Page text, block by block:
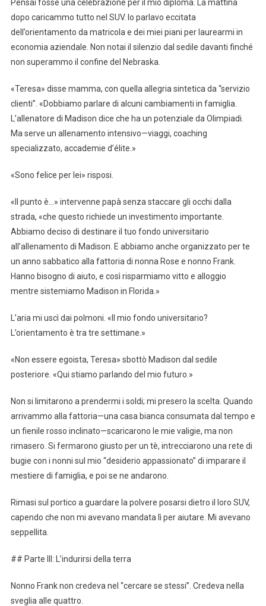
Pensai fosse una celebrazione per il mio diploma. La mattina
dopo caricammo tutto nel SUV. Io parlavo eccitata
dell’orientamento da matricola e dei miei piani per laurearmi in
economia aziendale. Non notai il silenzio dal sedile davanti finché
non superammo il confine del Nebraska.
«Teresa» disse mamma, con quella allegria sintetica da “servizio
clienti”. «Dobbiamo parlare di alcuni cambiamenti in famiglia.
L’allenatore di Madison dice che ha un potenziale da Olimpiadi.
Ma serve un allenamento intensivo—viaggi, coaching
specializzato, accademie d’élite.»
«Sono felice per lei» risposi.
«Il punto è…» intervenne papà senza staccare gli occhi dalla
strada, «che questo richiede un investimento importante.
Abbiamo deciso di destinare il tuo fondo universitario
all’allenamento di Madison. E abbiamo anche organizzato per te
un anno sabbatico alla fattoria di nonna Rose e nonno Frank.
Hanno bisogno di aiuto, e così risparmiamo vitto e alloggio
mentre sistemiamo Madison in Florida.»
L’aria mi uscì dai polmoni. «Il mio fondo universitario?
L’orientamento è tra tre settimane.»
«Non essere egoista, Teresa» sbottò Madison dal sedile
posteriore. «Qui stiamo parlando del mio futuro.»
Non si limitarono a prendermi i soldi; mi presero la scelta. Quando
arrivammo alla fattoria—una casa bianca consumata dal tempo e
un fienile rosso inclinato—scaricarono le mie valigie, ma non
rimasero. Si fermarono giusto per un tè, intrecciarono una rete di
bugie con i nonni sul mio “desiderio appassionato” di imparare il
mestiere di famiglia, e poi se ne andarono.
Rimasi sul portico a guardare la polvere posarsi dietro il loro SUV,
capendo che non mi avevano mandata lì per aiutare. Mi avevano
seppellita.
## Parte III: L’indurirsi della terra
Nonno Frank non credeva nel “cercare se stessi”. Credeva nella
sveglia alle quattro.